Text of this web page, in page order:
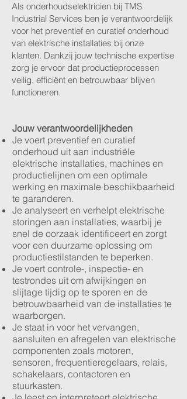
Als onderhoudselektricien bij TMS
Industrial Services ben je verantwoordelijk
voor het preventief en curatief onderhoud
van elektrische installaties bij onze
klanten. Dankzij jouw technische expertise
zorg je ervoor dat productieprocessen
veilig, efficiënt en betrouwbaar blijven
functioneren.
Jouw verantwoordelijkheden
Je voert preventief en curatief
onderhoud uit aan industriële
elektrische installaties, machines en
productielijnen om een optimale
werking en maximale beschikbaarheid
te garanderen.
Je analyseert en verhelpt elektrische
storingen aan installaties, waarbij je
snel de oorzaak identificeert en zorgt
voor een duurzame oplossing om
productiestilstanden te beperken.
Je voert controle-, inspectie- en
testrondes uit om afwijkingen en
slijtage tijdig op te sporen en de
betrouwbaarheid van de installaties te
waarborgen.
Je staat in voor het vervangen,
aansluiten en afregelen van elektrische
componenten zoals motoren,
sensoren, frequentieregelaars, relais,
schakelaars, contactoren en
stuurkasten.